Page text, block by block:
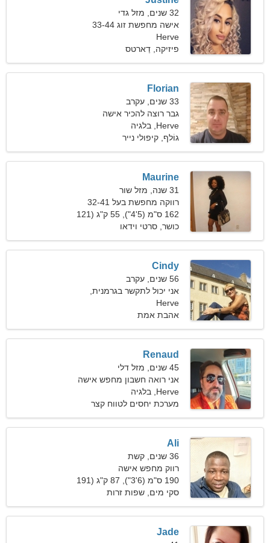
32 שנים, מזל גדי
אישה מחפשת זוג 33-44
Herve
פיזיקה, דַארטס
Florian
33 שנים, עקרב
גבר רוצה להכיר אישה
Herve, בלגיה
גוֹלף, קיפולי נייר
Maurine
31 שנה, מזל שור
רווקה מחפשת בעל 32-41
162 ס"מ (5'4"), 55 ק"ג (121
פאונד)
כושר, סרטי וידאו
Cindy
56 שנים, עקרב
אני יכול לתקשר בגרמנית,
ספרדית
Herve
אהבת אמת
Renaud
45 שנים, מזל דלי
אני רואה חשבון מחפש אישה
אנרגטית
Herve, בלגיה
מערכת יחסים לטווח קצר
Ali
36 שנים, קשת
רווק מחפש אישה
190 ס"מ (6'3"), 87 ק"ג (191
פאונד)
סקי מים, שפות זרות
Jade